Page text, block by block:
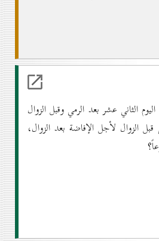
الثاني عشر بعد الرمي وقبل الزوال
الزوال لأجل الإفاضة بعد الزوال،